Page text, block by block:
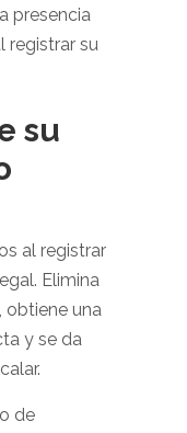
presencia
registrar su
su
al registrar
Elimina
obtiene una
y se da
de